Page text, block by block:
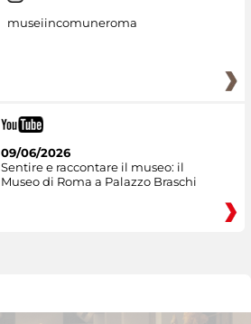
museiincomuneroma
09/06/2026
Sentire e raccontare il museo: il
Museo di Roma a Palazzo Braschi